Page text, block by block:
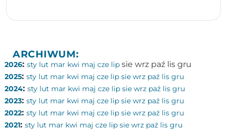
ARCHIWUM:
2026: sty lut mar kwi maj cze lip sie wrz paź lis gru
2025: sty lut mar kwi maj cze lip sie wrz paź lis gru
2024: sty lut mar kwi maj cze lip sie wrz paź lis gru
2023: sty lut mar kwi maj cze lip sie wrz paź lis gru
2022: sty lut mar kwi maj cze lip sie wrz paź lis gru
2021: sty lut mar kwi maj cze lip sie wrz paź lis gru